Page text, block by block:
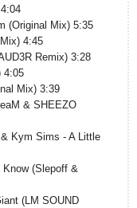
(Original Mix) 5:35
4:45
Remix) 3:28
4:05
Mix) 3:39
& SHEEZO
Kym Sims - A Little
Know (Slepoff &
(LM SOUND